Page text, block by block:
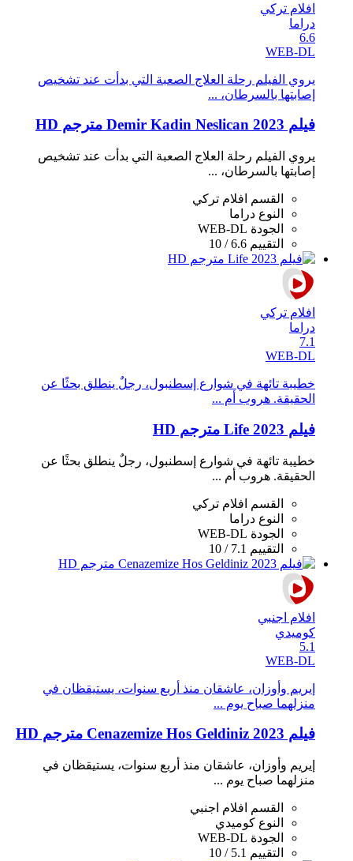
افلام تركي
دراما
6.6
WEB-DL
يروي الفيلم رحلة العلاج الصعبة التي بدأت عند تشخيص
إصابتها بالسرطان، ...
فيلم Demir Kadin Neslican 2023 مترجم HD
يروي الفيلم رحلة العلاج الصعبة التي بدأت عند تشخيص
إصابتها بالسرطان، ...
القسم
افلام تركي
النوع دراما
الجودة WEB-DL
التقييم 6.6 / 10
افلام تركي
دراما
7.1
WEB-DL
خطيبة تائهة في شوارع إسطنبول، رجلٌ ينطلق بحثًا عن
الحقيقة. هروب أم ...
فيلم Life 2023 مترجم HD
خطيبة تائهة في شوارع إسطنبول، رجلٌ ينطلق بحثًا عن
الحقيقة. هروب أم ...
القسم
افلام تركي
النوع دراما
الجودة WEB-DL
التقييم 7.1 / 10
افلام اجنبي
كوميدي
5.1
WEB-DL
إيريم وأوزان، عاشقان منذ أربع سنوات، يستيقظان في
منزلهما صباح يوم ...
فيلم Cenazemize Hos Geldiniz 2023 مترجم HD
إيريم وأوزان، عاشقان منذ أربع سنوات، يستيقظان في
منزلهما صباح يوم ...
القسم
افلام اجنبي
النوع كوميدي
الجودة WEB-DL
التقييم 5.1 / 10